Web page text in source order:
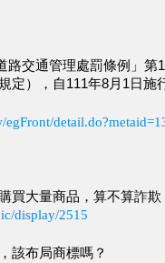
路交通管理處罰條例」
定），自111年8月1日施
egFront/
買大量商品，算不算詐欺
display/2515
該布局商標嗎？